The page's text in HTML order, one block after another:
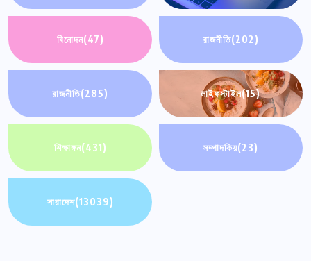
বিনোদন(47) রাজনীতি(202)
রাজনীতি(285) লাইফস্টাইল(15)
শিক্ষাঙ্গন(431) সম্পাদকিয়(23)
সারাদেশ(13039)